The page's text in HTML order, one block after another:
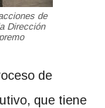
de
Dirección
de
que tiene